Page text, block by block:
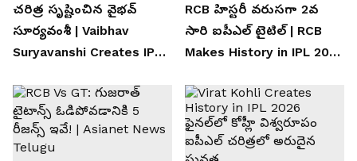
చరిత్ర సృష్టించిన వైభవ్
సూర్యవంశీ | Vaibhav
Suryavanshi Creates IPL
Telugu
RCB హిస్టరీ వరుసగా 2వ
సారి ఐపీఎల్ టైటిల్ | RCB
Makes History in IPL 2026